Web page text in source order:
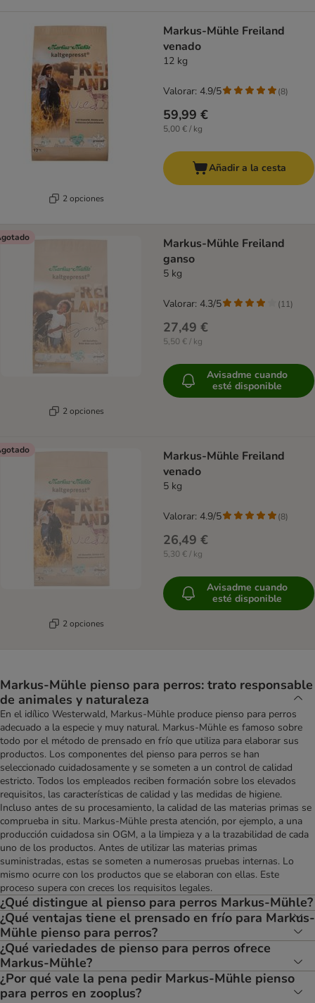
2 opciones
Markus-Mühle Freiland
venado
12 kg
59,99 €
5,00 € / kg
Valorar: 4.9/5 (8)
Añadir a la cesta
2 opciones
Markus-Mühle Freiland
ganso
5 kg
27,49 €
5,50 € / kg
Valorar: 4.3/5 (11)
Avisadme cuando
esté disponible
2 opciones
Markus-Mühle Freiland
venado
5 kg
26,49 €
5,30 € / kg
Valorar: 4.9/5 (8)
Avisadme cuando
esté disponible
Markus-Mühle pienso para perros: trato responsable
de animales y naturaleza
En el idílico Westerwald, Markus-Mühle produce pienso para perros
adecuado a la especie y muy natural. Markus-Mühle es famoso sobre
todo por el método de prensado en frío que utiliza para elaborar sus
productos. Los componentes del pienso para perros se han
seleccionado cuidadosamente y se someten a un control de calidad
estricto. Todos los empleados reciben formación sobre los elevados
requisitos, las características de calidad y las medidas de higiene.
Incluso antes de su procesamiento, la calidad de las materias primas se
comprueba in situ. Markus-Mühle presta atención, por ejemplo, a una
producción cuidadosa sin OGM, a la limpieza y a la trazabilidad de cada
uno de los productos. Antes de utilizar las materias primas
suministradas, estas se someten a numerosas pruebas internas. Lo
mismo ocurre con los productos que se elaboran con ellas. Este
proceso supera con creces los requisitos legales.
¿Qué distingue al pienso para perros Markus-Mühle?
¿Qué ventajas tiene el prensado en frío para Markus-
Mühle pienso para perros?
¿Qué variedades de pienso para perros ofrece
Markus-Mühle?
¿Por qué vale la pena pedir Markus-Mühle pienso
para perros en zooplus?